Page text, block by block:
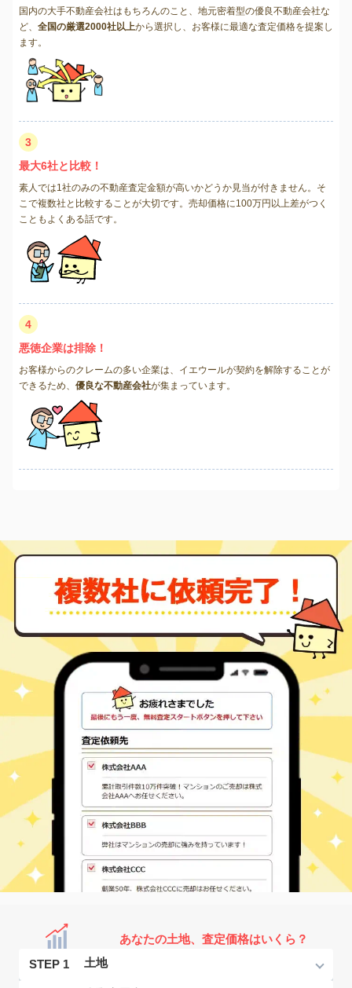
国内の大手不動産会社はもちろんのこと、地元密着型の優良不動産会社な
ど、 全国の厳選2000社以上から選択し、お客様に最適な査定価格を提案し
ます。
3
最大6社と比較！
素人では1社のみの不動産査定金額が高いかどうか見当が付きません。そ
こで複数社と比較することが大切です。売却価格に100万円以上差がつく
こともよくある話です。
4
悪徳企業は排除！
お客様からのクレームの多い企業は、イエウールが契約を解除することが
できるため、 優良な不動産会社が集まっています。
あなたの土地、査定価格はいくら？
STEP 1